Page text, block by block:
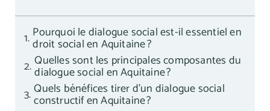
Pourquoi le dialogue social est-il essentiel en
droit social en Aquitaine ?
Quelles sont les principales composantes du
dialogue social en Aquitaine ?
Quels bénéfices tirer d’un dialogue social
constructif en Aquitaine ?